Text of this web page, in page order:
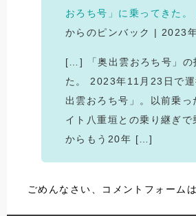
おろち号」に乗ってきた
からのピンバック | 2023
[…] 「奥出雲おろち号」の
た。 2023年11月23日で
出雲おろち号」。以前乗っ
イト八重垣との乗り継ぎで
からもう20年 […]
ごめんなさい、コメントフォーム